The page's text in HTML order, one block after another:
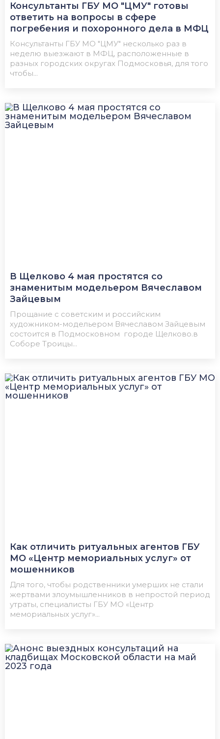
Консультанты ГБУ МО "ЦМУ" готовы
ответить на вопросы в сфере
погребения и похоронного дела в МФЦ
Консультанты ГБУ МО "ЦМУ" несколько раз в
неделю выезжают в МФЦ, расположенные в
разных городских округах Подмосковья, для того
чтобы...
В Щелково 4 мая простятся со
знаменитым модельером Вячеславом
Зайцевым
Прощание с советским и российским
художником-модельером Вячеславом Зайцевым
состоится в Подмосковном городе Щелково.в
Соборе Троицы...
Как отличить ритуальных агентов ГБУ
МО «Центр мемориальных услуг» от
мошенников
Для того, чтобы родственники умерших не стали
жертвами злоумышленников в непростой период
утраты, специалисты ГБУ МО «Центр
мемориальных услуг»...